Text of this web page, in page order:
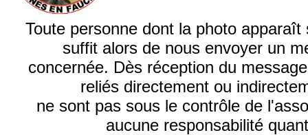
Toute personne dont la photo
suffit alors de nous envoyer un
concernée. Dès réception du
reliés directement ou
ne sont pas sous le contrôle de
aucune responsabilité